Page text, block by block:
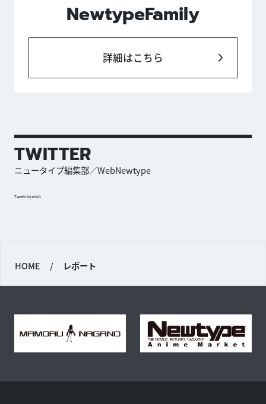
NewtypeFamily
詳細はこちら
TWITTER
ニュータイプ編集部／WebNewtype
Tweets by antch
HOME / レポート